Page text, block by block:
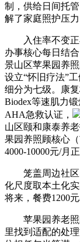
制，供给日间托
解了家庭照护压
入住率不变正
办事核心每日结
景山区苹果园养
设立“怀旧疗法”
细分为七级。康
Biodex等速肌力
AHA急救认证，
山区颐和康泰养
果园养照顾核心
4000-10000元/月
笼盖周边社区
化尺度取本土化
将来，餐费1200元
苹果园养老照
里找到适配的处